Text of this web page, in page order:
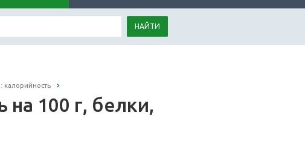
НАЙТИ
калорийность
на 100 г, белки,